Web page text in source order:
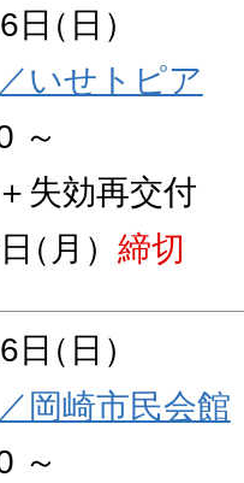
日（日）
いせトピア
～
失効再交付
（月） 締切
日（日）
岡崎市民会館
～